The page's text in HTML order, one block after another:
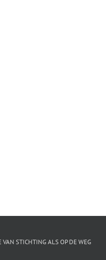
VAN STICHTING ALS OP DE WEG